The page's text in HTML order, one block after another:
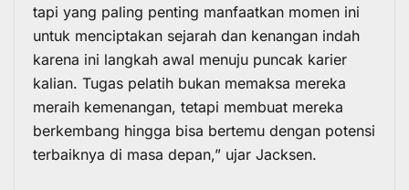
tapi yang paling penting manfaatkan momen ini
untuk menciptakan sejarah dan kenangan indah
karena ini langkah awal menuju puncak karier
kalian. Tugas pelatih bukan memaksa mereka
meraih kemenangan, tetapi membuat mereka
berkembang hingga bisa bertemu dengan potensi
terbaiknya di masa depan,” ujar Jacksen.